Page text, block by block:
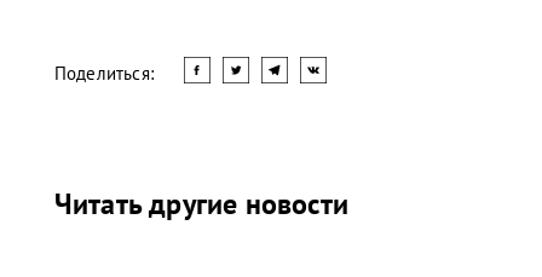
Поделиться:
Читать другие новости